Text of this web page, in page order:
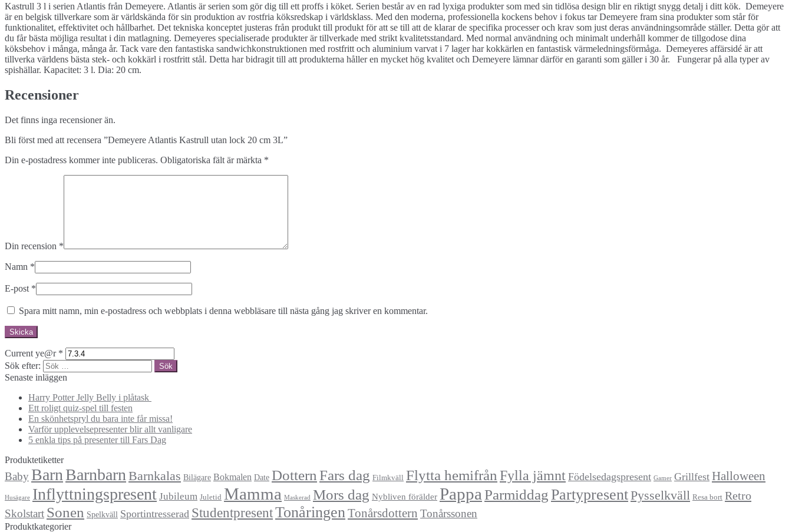
Kastrull 3 l i serien Atlantis från Demeyere. Atlantis är serien som gör dig till ett proffs i köket. Serien består av en rad lyxiga produkter som med sin tidlösa design blir en riktigt snygg detalj i ditt kök. Demeyere
är en belgisk tillverkare som är världskända för sin produktion av rostfria köksredskap i världsklass. Med den moderna, professionella kockens behov i fokus tar Demeyere fram sina produkter som står för
funktionalitet, effektivitet och hållbarhet. Det tekniska konceptet justeras från produkt till produkt för att se till att de klarar de specifika processer och krav som just deras användningsområde ställer. Detta gör att
du får bästa möjliga resultat i din matlagning. Demeyeres specialiserade produkter är tillverkade med strikt kvalitetsstandard. Med normal användning och minimalt underhåll kommer de tillgodose dina
köksbehov i många, många år. Tack vare den fantastiska sandwichkonstruktionen med rostfritt och aluminium varvat i 7 lager har kokkärlen en fantastisk värmeledningsförmåga. Demeyeres affärsidé är att
tillverka världens bästa stek- och kokkärl i rostfritt stål. Detta har bidragit till att produkterna håller en mycket hög kvalitet och Demeyere lämnar därför en garanti som gäller i 30 år. Fungerar på alla typer av
spishällar. Kapacitet: 3 l. Dia: 20 cm.
Recensioner
Det finns inga recensioner än.
Bli först med att recensera ”Demeyere Atlantis Kastrull utan lock 20 cm 3L”
Din e-postadress kommer inte publiceras. Obligatoriska fält är märkta *
Din recension *
Namn *
E-post *
Spara mitt namn, min e-postadress och webbplats i denna webbläsare till nästa gång jag skriver en kommentar.
Current ye@r *
Sök efter:
Senaste inläggen
Harry Potter Jelly Belly i plåtask
Ett roligt quiz-spel till festen
En skönhetspryl du bara inte får missa!
Varför upplevelsepresenter blir allt vanligare
5 enkla tips på presenter till Fars Dag
Produktetiketter
Baby Barn Barnbarn Barnkalas Bilägare Bokmalen Date Dottern Fars dag Filmkväll Flytta hemifrån Fylla jämnt Födelsedagspresent Gamer Grillfest Halloween
Husägare Inflyttningspresent Jubileum Juletid Mamma Maskerad Mors dag Nybliven förälder Pappa ParmiddagPartypresentPysselkväll Resa bort Retro
Skolstart Sonen Spelkväll Sportintresserad StudentpresentTonåringen Tonårsdottern Tonårssonen
Produktkategorier